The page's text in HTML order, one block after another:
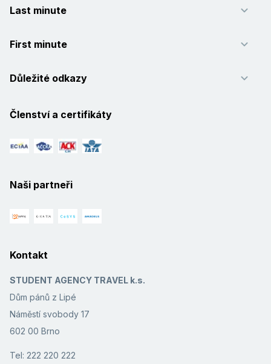
Last minute
First minute
Důležité odkazy
Členství a certifikáty
Naši partneři
Kontakt
STUDENT AGENCY TRAVEL k.s.
Dům pánů z Lipé
Náměstí svobody 17
602 00 Brno
Tel: 222 220 222